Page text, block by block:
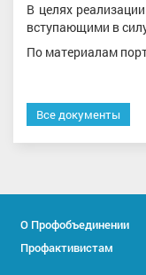
В целях
вступающими в
По материалам
Все документы
О Профобъединении
Профактивистам